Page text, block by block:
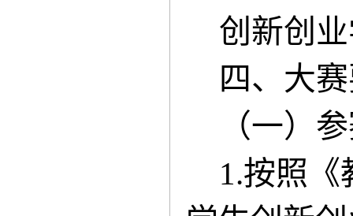
创新创
四、大
（一）
1.按照《